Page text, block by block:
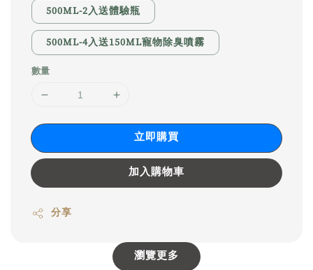
500ML-2入送體驗瓶
500ML-4入送150ML寵物除臭噴霧
數量
立即購買
加入購物車
分享
瀏覽更多